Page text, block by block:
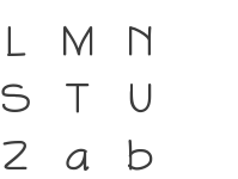
L M
N
S
U
Z a
b